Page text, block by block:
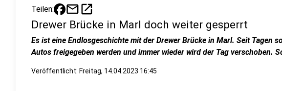
Teilen: mailopen_in_new
Drewer Brücke in Marl doch weiter gesperrt
Es ist eine Endlosgeschichte mit der Drewer Brücke in Marl. Seit Tagen
Autos freigegeben werden und immer wieder wird der Tag verschoben.
Veröffentlicht: Freitag, 14.04.2023 16:45